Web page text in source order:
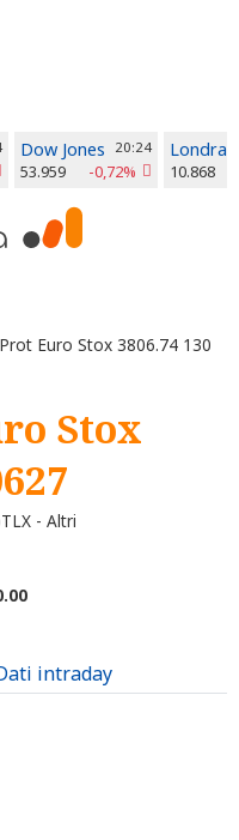
Dow Jones 20:24
53.959 -0,72%
Londra
10.868
Euro Stox 3806.74 130
Stox
- Altri
intraday